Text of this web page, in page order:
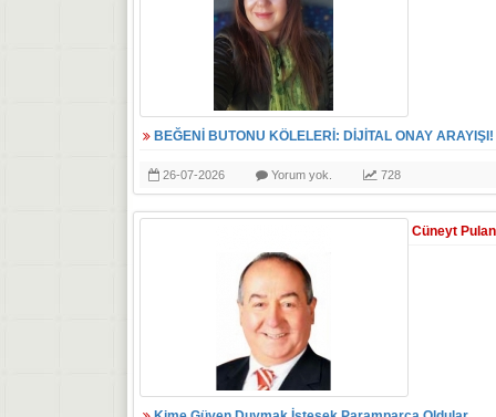
BEĞENİ BUTONU KÖLELERİ: DİJİTAL ONAY ARAYIŞI!
26-07-2026 Yorum yok. 728
Cüneyt